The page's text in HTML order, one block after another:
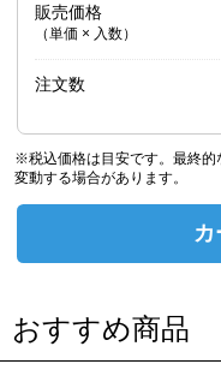
販売価格
（単価 × 入数）
注文数
※税込価格は目安です。最終的
変動する場合があります。
おすすめ商品